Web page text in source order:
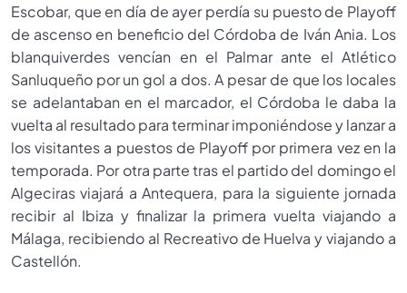
Escobar, que en día de ayer perdía su puesto de Playoff
de ascenso en beneficio del Córdoba de Iván Ania. Los
blanquiverdes vencían en el Palmar ante el Atlético
Sanluqueño por un gol a dos. A pesar de que los locales
se adelantaban en el marcador, el Córdoba le daba la
vuelta al resultado para terminar imponiéndose y lanzar a
los visitantes a puestos de Playoff por primera vez en la
temporada. Por otra parte tras el partido del domingo el
Algeciras viajará a Antequera, para la siguiente jornada
recibir al Ibiza y finalizar la primera vuelta viajando a
Málaga, recibiendo al Recreativo de Huelva y viajando a
Castellón.